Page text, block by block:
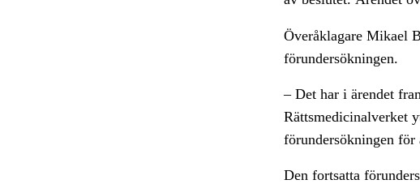
Överåklagare Mikael
förundersökningen.
– Det har i ärendet
Rättsmedicinalverket
förundersökningen
Den fortsatta